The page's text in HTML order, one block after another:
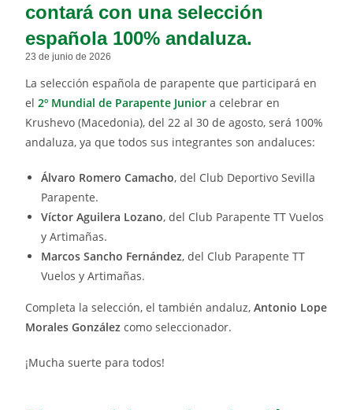
contará con una selección
española 100% andaluza.
23 de junio de 2026
La selección española de parapente que participará en
el2º Mundial de Parapente Junior a celebrar en
Krushevo (Macedonia), del 22 al 30 de agosto, será 100%
andaluza, ya que todos sus integrantes son andaluces:
Álvaro Romero Camacho, del Club Deportivo Sevilla
Parapente.
Víctor Aguilera Lozano, del Club Parapente TT Vuelos
y Artimañas.
Marcos Sancho Fernández, del Club Parapente TT
Vuelos y Artimañas.
Completa la selección, el también andaluz,Antonio Lope
Morales González como seleccionador.
¡Mucha suerte para todos!